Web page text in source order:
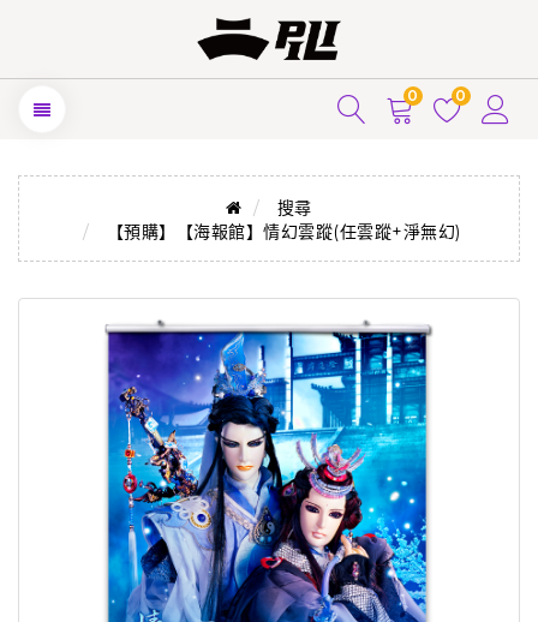
0 0
搜尋
【預購】【海報館】情幻雲蹤(任雲蹤+淨無幻)